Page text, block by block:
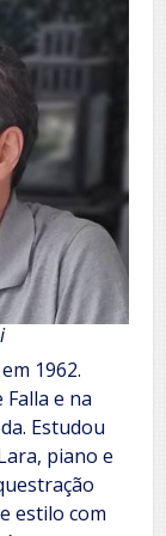
1962.
e na
Estudou
piano e
estilo com